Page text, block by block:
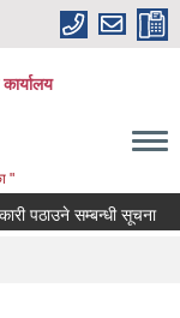
कार्यालय
"
पठाउने सम्बन्धी सूचना